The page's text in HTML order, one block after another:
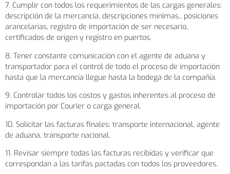
7. Cumplir con todos los requerimientos de las cargas generales:
descripción de la mercancía, descripciones mínimas., posiciones
arancelarias, registro de importación de ser necesario,
certificados de origen y registro en puertos.
8. Tener constante comunicación con el agente de aduana y
transportador para el control de todo el proceso de importación
hasta que la mercancía llegue hasta la bodega de la compañía.
9. Controlar todos los costos y gastos inherentes al proceso de
importación por Courier o carga general.
10. Solicitar las facturas finales: transporte internacional, agente
de aduana, transporte nacional.
11. Revisar siempre todas las facturas recibidas y verificar que
correspondan a las tarifas pactadas con todos los proveedores.